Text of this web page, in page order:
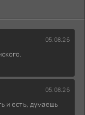
05.08.26
05.08.26
и есть, думаешь